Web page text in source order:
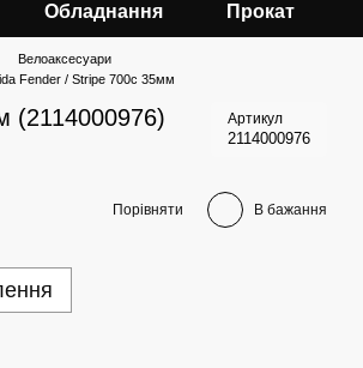
Обладнання Прокат
Велоаксесуари
Fender / Stripe 700c 35мм
(2114000976) Артикул
2114000976
Порівняти В бажання